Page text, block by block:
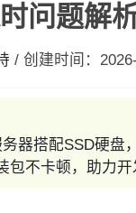
问题解
/ 创建时间：
器搭配SSD硬盘
包不卡顿，助力